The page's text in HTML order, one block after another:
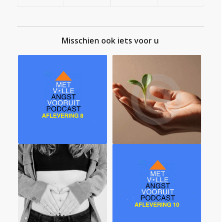
Misschien ook iets voor u